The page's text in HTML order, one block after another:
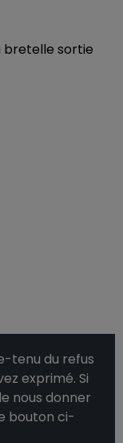
bretelle sortie
tenu du refus
exprimé. Si
nous donner
bouton ci-